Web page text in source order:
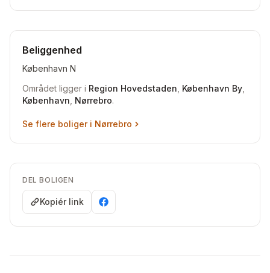
Beliggenhed
København N
Området ligger i Region Hovedstaden København By
København Nørrebro.
Se flere boliger i Nørrebro
DEL BOLIGEN
Kopiér link